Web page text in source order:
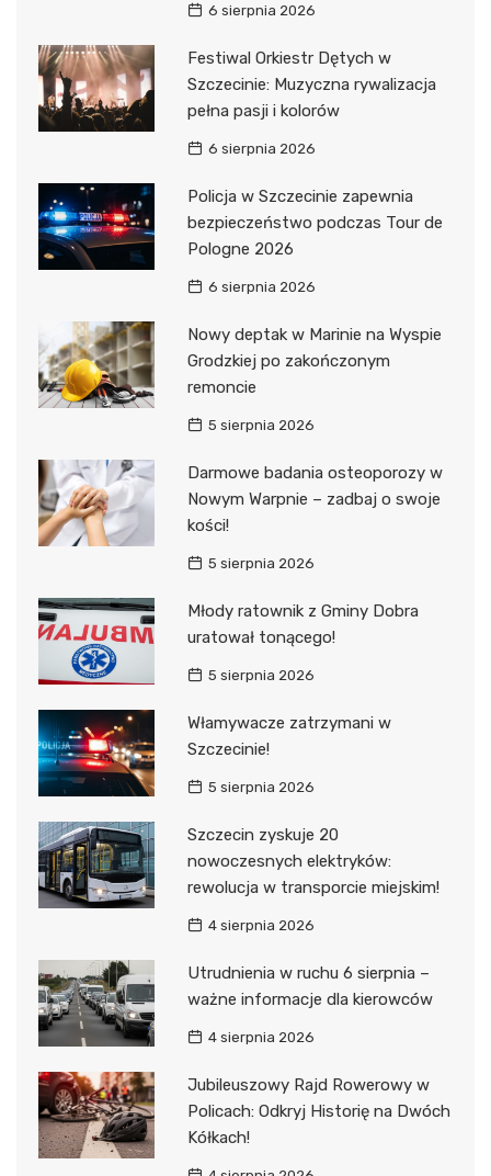
6 sierpnia 2026
Festiwal Orkiestr Dętych w
Szczecinie: Muzyczna rywalizacja
pełna pasji i kolorów
6 sierpnia 2026
Policja w Szczecinie zapewnia
bezpieczeństwo podczas Tour de
Pologne 2026
6 sierpnia 2026
Nowy deptak w Marinie na Wyspie
Grodzkiej po zakończonym
remoncie
5 sierpnia 2026
Darmowe badania osteoporozy w
Nowym Warpnie – zadbaj o swoje
kości!
5 sierpnia 2026
Młody ratownik z Gminy Dobra
uratował tonącego!
5 sierpnia 2026
Włamywacze zatrzymani w
Szczecinie!
5 sierpnia 2026
Szczecin zyskuje 20
nowoczesnych elektryków:
rewolucja w transporcie miejskim!
4 sierpnia 2026
Utrudnienia w ruchu 6 sierpnia –
ważne informacje dla kierowców
4 sierpnia 2026
Jubileuszowy Rajd Rowerowy w
Policach: Odkryj Historię na Dwóch
Kółkach!